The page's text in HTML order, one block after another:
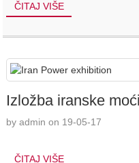
ČITAJ VIŠE
Izložba iranske moći
by admin on 19-05-17
ČITAJ VIŠE